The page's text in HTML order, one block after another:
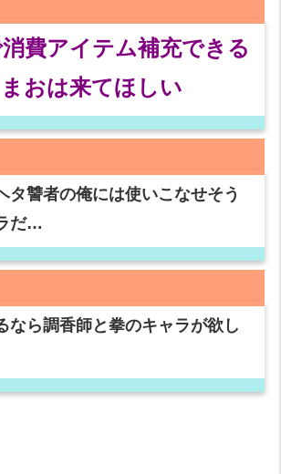
費アイテム補充できる
おは来てほしい
タ讐者の俺には使いこなせそう
だ…
なら調香師と拳のキャラが欲し